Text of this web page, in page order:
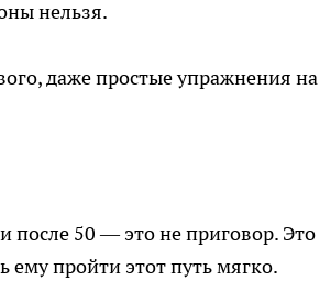
нельзя.
даже простые упражнения на
после 50 — это не приговор. Это
ему пройти этот путь мягко.